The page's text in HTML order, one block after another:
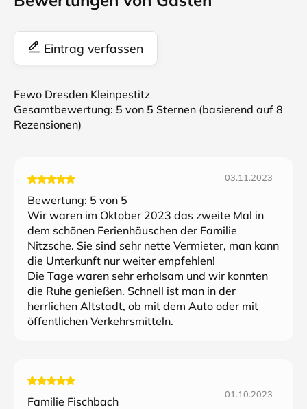
Eintrag verfassen
Fewo Dresden Kleinpestitz
Gesamtbewertung: 5 von 5 Sternen (basierend auf 8
Rezensionen)
03.11.2023
Bewertung: 5 von 5
Wir waren im Oktober 2023 das zweite Mal in
dem schönen Ferienhäuschen der Familie
Nitzsche. Sie sind sehr nette Vermieter, man kann
die Unterkunft nur weiter empfehlen!
Die Tage waren sehr erholsam und wir konnten
die Ruhe genießen. Schnell ist man in der
herrlichen Altstadt, ob mit dem Auto oder mit
öffentlichen Verkehrsmitteln.
Familie Fischbach
01.10.2023